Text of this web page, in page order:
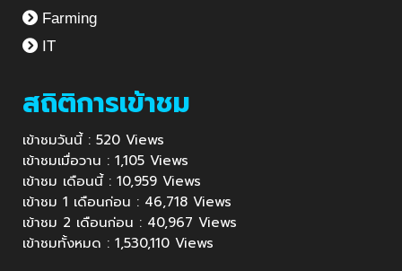
Farming
IT
สถิติการเข้าชม
เข้าชมวันนี้ : 520 Views
เข้าชมเมื่อวาน : 1,105 Views
เข้าชม เดือนนี้ : 10,959 Views
เข้าชม 1 เดือนก่อน : 46,718 Views
เข้าชม 2 เดือนก่อน : 40,967 Views
เข้าชมทั้งหมด : 1,530,110 Views